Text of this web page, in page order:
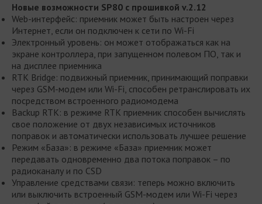
Новые возможности SP80 с прошивкой v.2.12
Web-интерфейс: приемник может быть настроен через
Интернет, если он подключен к сети по Wi-Fi
Электронный уровень: он может отображаться как на
экране контроллера, при запущенном полевом ПО, так и
на дисплее приемника
RTK Bridge: подвижный приемник, принимающий поправки
через GSM-модем или Wi-Fi, способен ретранслировать их
посредством встроенного радиомодема
Backup RTK: в режиме RTK приемник способен вычислять
свое положение от двух независимых источников
поправок и автоматически использовать лучшее решение
Режим «База»: в режиме «База» приемник может
передавать одновременно два потока поправок – по
радиоканалу и по CSD
Управление средствами связи: теперь можно включить
или выключить встроенный GSM-модем или Wi-Fi через